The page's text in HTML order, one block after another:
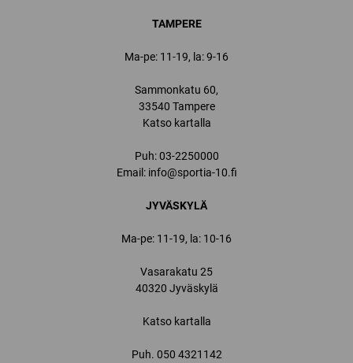
TAMPERE
Ma-pe: 11-19, la: 9-16
Sammonkatu 60,
33540 Tampere
Katso kartalla
Puh:03-2250000
Email: info@sportia-10.fi
JYVÄSKYLÄ
Ma-pe: 11-19, la: 10-16
Vasarakatu 25
40320 Jyväskylä
Katso kartalla
Puh. 050 4321142